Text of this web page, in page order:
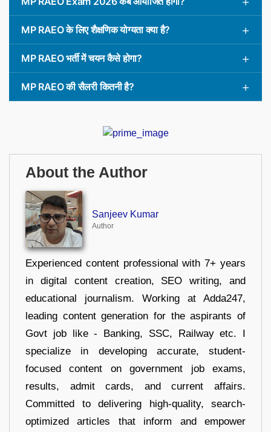
MP RAEO के लिए शैक्षणिक योग्यता क्या है?
MP RAEO भर्ती में चयन कैसे होगा?
MP RAEO की सैलरी कितनी है?
About the Author
Sanjeev Kumar
Author
Experienced content professional with 7+ years
in digital content creation, SEO writing, and
educational journalism. Working at Adda247,
leading content generation for the aspirants of
Govt job like - Banking, SSC, Railway etc. I
specialize in developing accurate, student-
focused content on government job exams,
results, admit cards, and current affairs.
Committed to delivering high-quality, search-
optimized articles that inform and empower